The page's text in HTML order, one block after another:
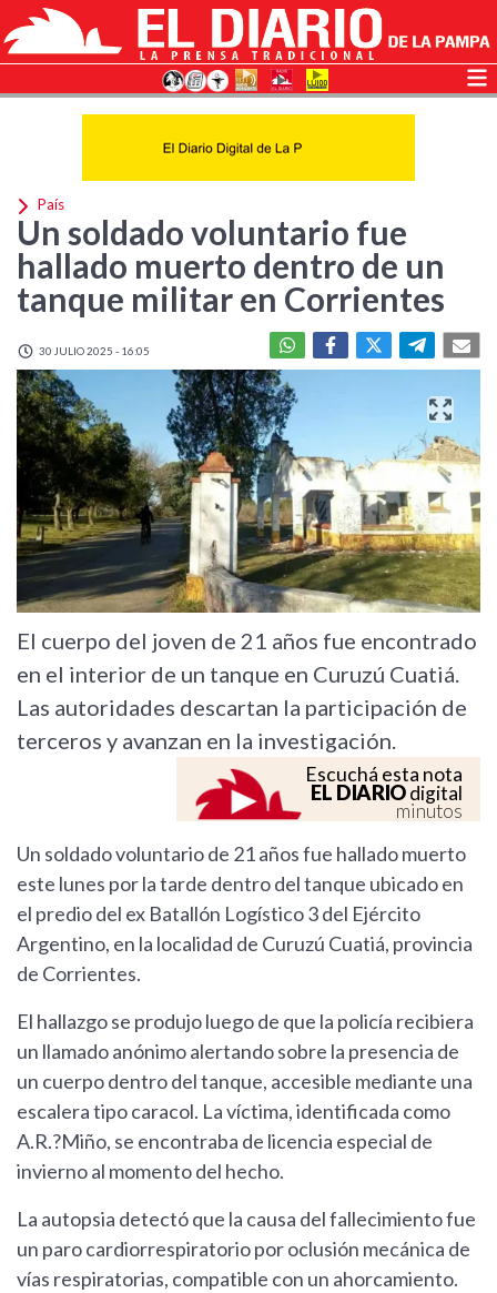
País
Un soldado voluntario fue
hallado muerto dentro de un
tanque militar en Corrientes
30 JULIO 2025 - 16:05
El cuerpo del joven de 21 años fue encontrado
en el interior de un tanque en Curuzú Cuatiá.
Las autoridades descartan la participación de
terceros y avanzan en la investigación.
Escuchá esta nota
EL DIARIOdigital
minutos
Un soldado voluntario de 21 años fue hallado muerto
este lunes por la tarde dentro del tanque ubicado en
el predio del ex Batallón Logístico 3 del Ejército
Argentino, en la localidad de Curuzú Cuatiá, provincia
de Corrientes.
El hallazgo se produjo luego de que la policía recibiera
un llamado anónimo alertando sobre la presencia de
un cuerpo dentro del tanque, accesible mediante una
escalera tipo caracol. La víctima, identificada como
A.R.?Miño, se encontraba de licencia especial de
invierno al momento del hecho.
La autopsia detectó que la causa del fallecimiento fue
un paro cardiorrespiratorio por oclusión mecánica de
vías respiratorias, compatible con un ahorcamiento.